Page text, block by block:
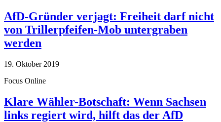
AfD-Gründer verjagt: Freiheit darf nicht
von Trillerpfeifen-Mob untergraben
werden
19. Oktober 2019
Focus Online
Klare Wähler-Botschaft: Wenn Sachsen
links regiert wird, hilft das der AfD